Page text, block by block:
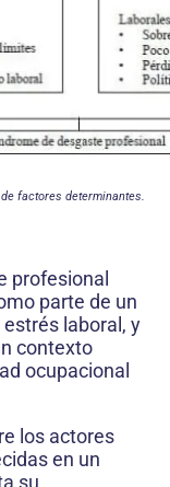
factores determinantes.
profesional
parte de un
laboral, y
contexto
ocupacional
los actores
en un